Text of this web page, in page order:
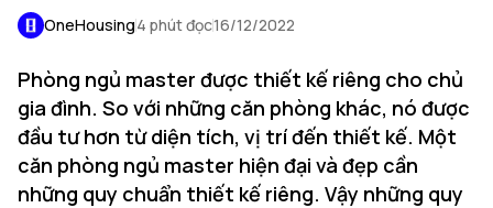
OneHousing4 phút đọc16/12/2022
Phòng ngủ master được thiết kế riêng cho chủ
gia đình. So với những căn phòng khác, nó được
đầu tư hơn từ diện tích, vị trí đến thiết kế. Một
căn phòng ngủ master hiện đại và đẹp cần
những quy chuẩn thiết kế riêng. Vậy những quy